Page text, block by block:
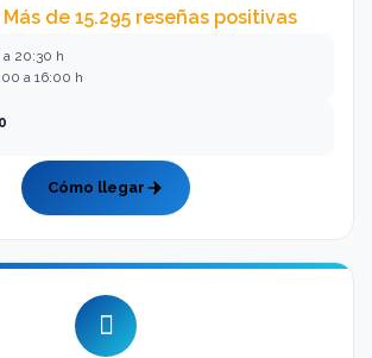
de 15.295 reseñas positivas
20:30 h
a 16:00 h
Cómo llegar